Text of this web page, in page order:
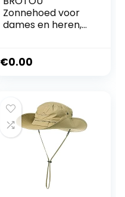
Zonnehoed voor
dames en heren,
booniehoed met
wandelhoed,
zonbescherming &
waterdicht,
wandelhoed,
bush-hoed,
zomerhoed voor
€0.00